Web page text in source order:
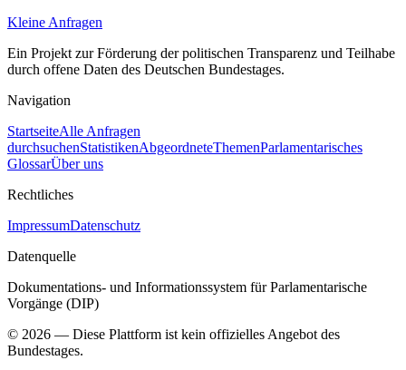
Kleine Anfragen
Ein Projekt zur Förderung der politischen Transparenz und Teilhabe
durch offene Daten des Deutschen Bundestages.
Navigation
StartseiteAlle Anfragen
durchsuchenStatistikenAbgeordneteThemenParlamentarisches
GlossarÜber uns
Rechtliches
ImpressumDatenschutz
Datenquelle
Dokumentations- und Informationssystem für Parlamentarische
Vorgänge (DIP)
© 2026 — Diese Plattform ist kein offizielles Angebot des
Bundestages.